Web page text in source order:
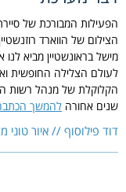
הפעילות המבורכת של
הצילום של הווארד
מישל בראונשטיין מביא לנו
לעולם הצלילה החופשית
הקלוקלת של מנהל רשות
שנים אחורה להמשך
דוד פילוסוף // איור טוני